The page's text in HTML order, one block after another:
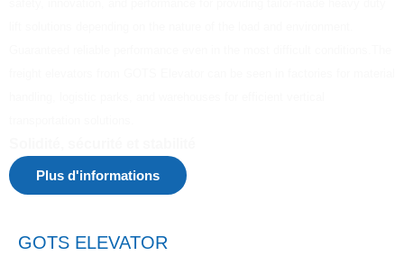
Plus d'informations
GOTS ELEVATOR